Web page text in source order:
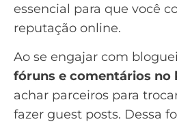
essencial para que você
reputação online.
Ao se engajar com
fóruns e comentários no
achar parceiros para
fazer guest posts. Dessa